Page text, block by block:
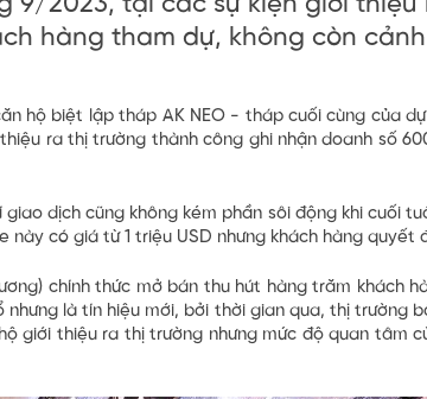
hàng tham dự, không còn
hộ biệt lập tháp AK NEO - tháp cuối cùng của
ra thị trường thành công ghi nhận doanh số
giao dịch cũng không kém phần sôi động khi cuối
có giá từ 1 triệu USD nhưng khách hàng quyết
chính thức mở bán thu hút hàng trăm khách
là tín hiệu mới, bởi thời gian qua, thị trường
giới thiệu ra thị trường nhưng mức độ quan tâm